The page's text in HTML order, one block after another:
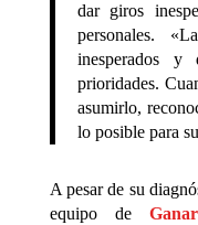
dar giros
personales.
inesperados y
prioridades.
asumirlo,
lo posible para
A pesar de su
equipo de